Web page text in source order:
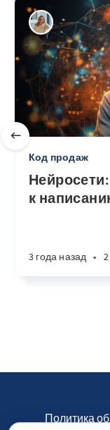
Код продаж
к
3 года назад •
Политика